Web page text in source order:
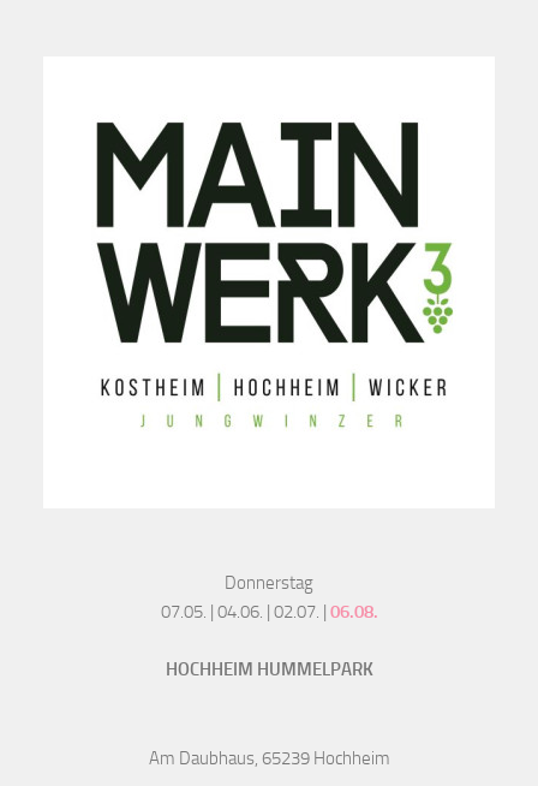
Donnerstag
07.05. | 04.06. | 02.07. | 06.08.
HOCHHEIM HUMMELPARK
Am Daubhaus, 65239 Hochheim